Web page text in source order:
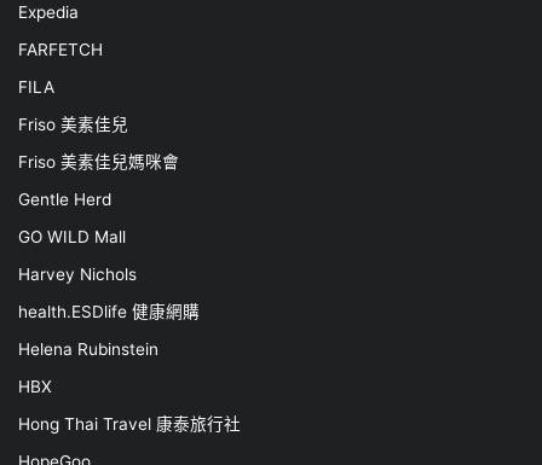
Expedia
FARFETCH
FILA
Friso 美素佳兒
Friso 美素佳兒媽咪會
Gentle Herd
GO WILD Mall
Harvey Nichols
health.ESDlife 健康網購
Helena Rubinstein
HBX
Hong Thai Travel 康泰旅行社
HopeGoo